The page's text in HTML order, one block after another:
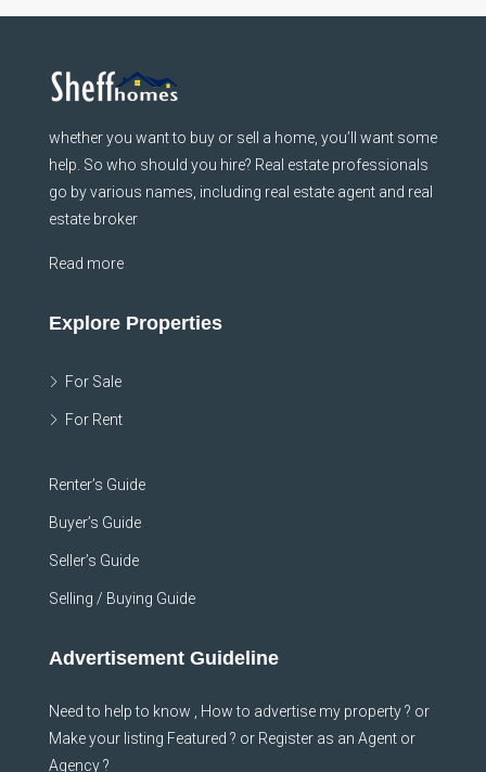
whether you want to buy or sell a home, you’ll want some
help. So who should you hire? Real estate professionals
go by various names, including real estate agent and real
estate broker
Read more
Explore Properties
For Sale
For Rent
Renter’s Guide
Buyer’s Guide
Seller’s Guide
Selling / Buying Guide
Advertisement Guideline
Need to help to know , How to advertise my property ? or
Make your listing Featured ? or Register as an Agent or
Agency ?